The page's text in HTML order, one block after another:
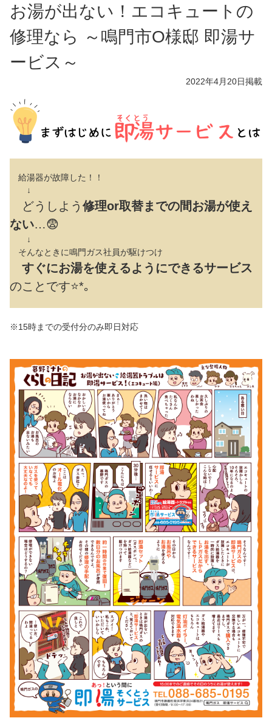
お湯が出ない！エコキュートの
修理なら ～鳴門市O様邸 即湯サ
ービス～
2022年4月20日掲載
給湯器が故障した！！
↓
どうしよう 修理or取替までの間お湯が使え
ない…😨
↓
そんなときに鳴門ガス社員が駆けつけ
すぐにお湯を使えるようにできるサービス
のことです⭐*｡
※15時までの受付分のみ即日対応